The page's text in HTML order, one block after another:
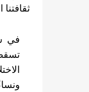
في
تسقط